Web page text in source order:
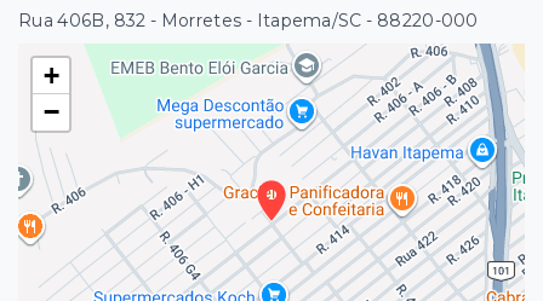
Rua 406B, 832 - Morretes - Itapema/SC - 88220-000
+
−